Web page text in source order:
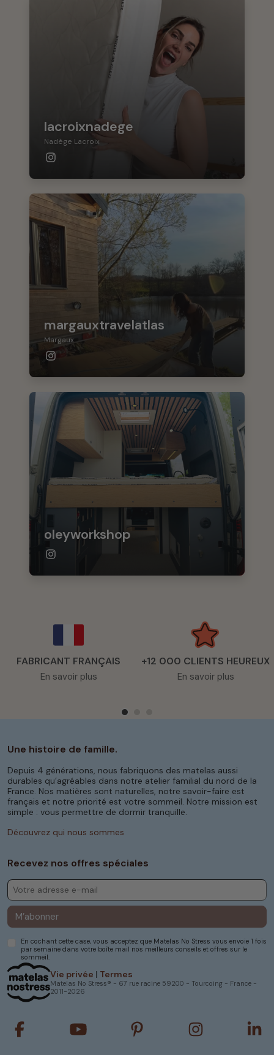
lacroixnadege
Nadège Lacroix
margauxtravelatlas
Margaux
oleyworkshop
FABRICANT FRANÇAIS
En savoir plus
+12 000 CLIENTS HEUREUX
En savoir plus
Vie privée | Termes
Matelas No Stress® - 67 rue racine 59200 - Tourcoing - France -
2011-2026
Une histoire de famille.
Depuis 4 générations, nous fabriquons des matelas aussi
durables qu’agréables dans notre atelier familial du nord de la
France. Nos matières sont naturelles, notre savoir-faire est
français et notre priorité est votre sommeil. Notre mission est
simple : vous permettre de dormir tranquille.
Découvrez qui nous sommes
Recevez nos offres spéciales
M’abonner
En cochant cette case, vous acceptez que Matelas No Stress vous envoie 1 fois
par semaine dans votre boîte mail nos meilleurs conseils et offres sur le
sommeil.